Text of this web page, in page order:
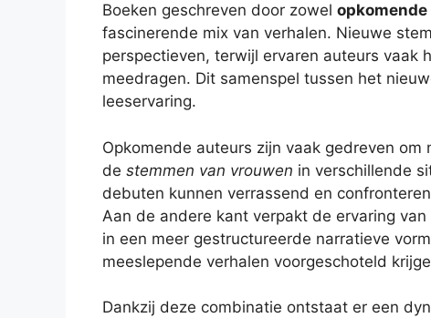
Boeken geschreven door zowel
fascinerende mix van verhalen. Nieuwe
perspectieven, terwijl ervaren auteurs vaak
meedragen. Dit samenspel tussen het
leeservaring.
Opkomende auteurs zijn vaak gedreven
de stemmen van vrouwen in verschillende
debuten kunnen verrassend en
Aan de andere kant verpakt de ervaring
in een meer gestructureerde narratieve
meeslepende verhalen voorgeschoteld
Dankzij deze combinatie ontstaat er een